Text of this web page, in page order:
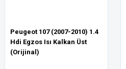
Peugeot 107 (2007-2010) 1.4
Hdi Egzos Isı Kalkan Üst
(Orijinal)